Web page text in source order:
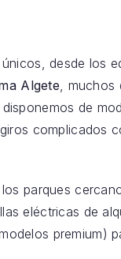
desde los
Algete ,
de
complicados
parques
eléctricas de
premium)